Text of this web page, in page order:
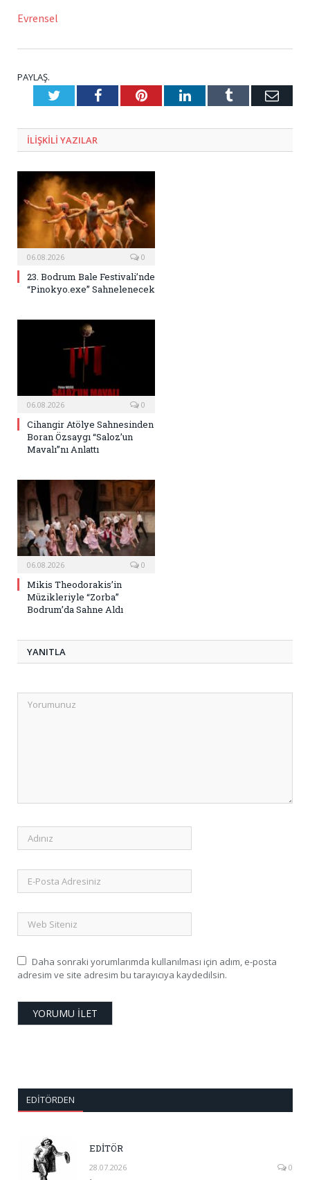
Evrensel
PAYLAŞ.
TwitterFacebookPinterestLinkedInTumblr E-
ILIŞKILI YAZILAR
06.08.2026 0
23. Bodrum Bale Festivali’nde
“Pinokyo.exe” Sahnelenecek
06.08.2026 0
Cihangir Atölye Sahnesinden
Boran Özsaygı “Saloz’un
Mavalı”nı Anlattı
06.08.2026 0
Mikis Theodorakis’in
Müzikleriyle “Zorba”
Bodrum’da Sahne Aldı
YANITLA
Daha sonraki yorumlarımda kullanılması için adım, e-posta
adresim ve site adresim bu tarayıcıya kaydedilsin.
EDITÖRDEN
EDİTÖR
28.07.2026 0